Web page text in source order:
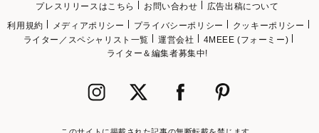
プレスリリースはこちら お問い合わせ
広告出稿について
利用規約
メディアポリシー プライバシーポリシー
クッキーポリシー
ライター／スペシャリスト一覧
運営会社
4MEEE (フォーミー)
ライター＆編集者募集中!